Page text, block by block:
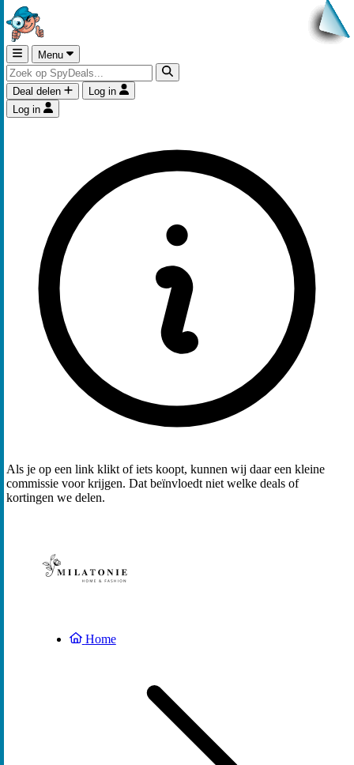
Menu
Deal delen
Log in
Log in
Als je op een link klikt of iets koopt, kunnen wij daar een kleine
commissie voor krijgen. Dat beïnvloedt niet welke deals of
kortingen we delen.
Home